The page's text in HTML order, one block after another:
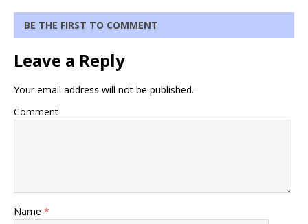
BE THE FIRST TO COMMENT
Leave a Reply
Your email address will not be published.
Comment
Name *